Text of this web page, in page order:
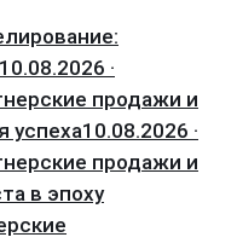
10.08.2026 ·
продажи и
успеха10.08.2026 ·
продажи и
в эпоху